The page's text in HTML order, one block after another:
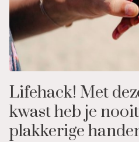
Lifehack! Met
kwast heb je
plakkerige